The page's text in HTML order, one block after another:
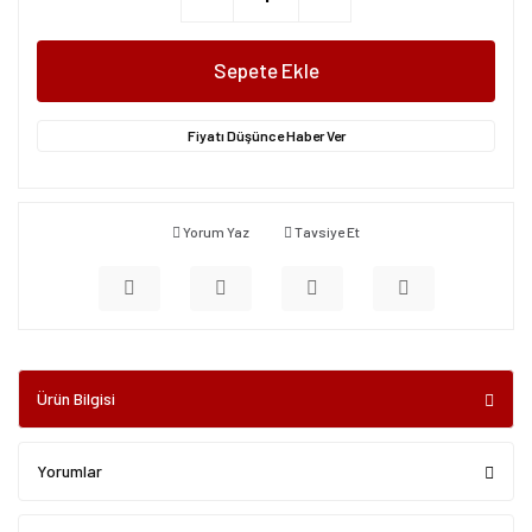
Sepete Ekle
Fiyatı Düşünce Haber Ver
Yorum Yaz Tavsiye Et
Ürün Bilgisi
Yorumlar